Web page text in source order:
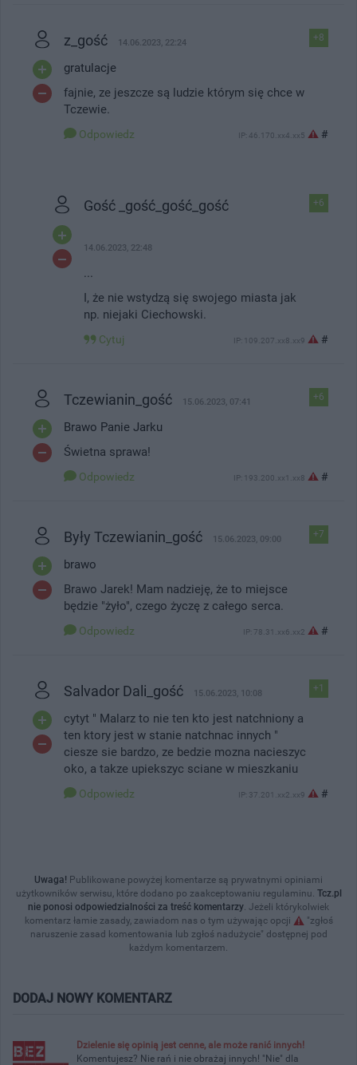
+8
z_gość 14.06.2023, 22:24
gratulacje
fajnie, ze jeszcze są ludzie którym się chce w
Tczewie.
Odpowiedz IP: 46.170.xx4.xx5 #
+6
Gość _gość_gość_gość
14.06.2023, 22:48
...
I, że nie wstydzą się swojego miasta jak
np. niejaki Ciechowski.
Cytuj IP: 109.207.xx8.xx9 #
+6
Tczewianin_gość 15.06.2023, 07:41
Brawo Panie Jarku
Świetna sprawa!
Odpowiedz IP: 193.200.xx1.xx8 #
+7
Były Tczewianin_gość 15.06.2023, 09:00
brawo
Brawo Jarek! Mam nadzieję, że to miejsce
będzie "żyło", czego życzę z całego serca.
Odpowiedz IP: 78.31.xx6.xx2 #
+1
Salvador Dali_gość 15.06.2023, 10:08
cytyt " Malarz to nie ten kto jest natchniony a
ten ktory jest w stanie natchnac innych "
ciesze sie bardzo, ze bedzie mozna nacieszyc
oko, a takze upiekszyc sciane w mieszkaniu
Odpowiedz IP: 37.201.xx2.xx9 #
Uwaga! Publikowane powyżej komentarze są prywatnymi opiniami
użytkowników serwisu, które dodano po zaakceptowaniu regulaminu. Tcz.pl
nie ponosi odpowiedzialności za treść komentarzy. Jeżeli którykolwiek
komentarz łamie zasady, zawiadom nas o tym używając opcji
"zgłoś
naruszenie zasad komentowania lub zgłoś nadużycie" dostępnej pod
każdym komentarzem.
DODAJ NOWY KOMENTARZ
Dzielenie się opinią jest cenne, ale może ranić innych!
Komentujesz? Nie rań i nie obrażaj innych! "Nie" dla